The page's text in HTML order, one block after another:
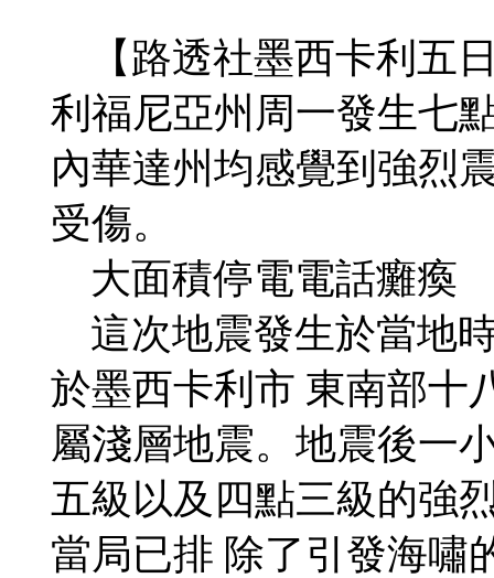
【路透社墨西卡利五
利福尼亞州周一發生七
內華達州均感覺到強烈
受傷。
大面積停電電話癱瘓
這次地震發生於當地
於墨西卡利市 東南部十
屬淺層地震。地震後一
五級以及四點三級的強
當局已排 除了引發海嘯